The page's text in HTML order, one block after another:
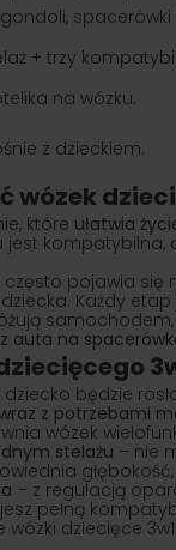
spacerówki
+ trzy
na wózku.
z dzieckiem.
które ułatwia
jest kompatybilna,
pojawia się
Każdy
auta na
będzie
z potrzebami
wózek
stelażu – nie
– z regulacją
pełną
wózki dziecięce